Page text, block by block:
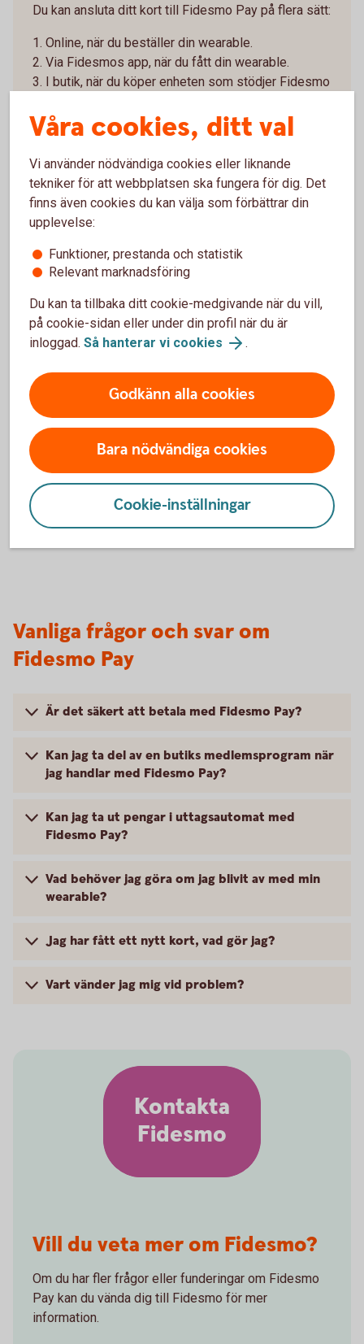
Du kan ansluta ditt kort till Fidesmo Pay på flera sätt:
1. Online, när du beställer din wearable.
2. Via Fidesmos app, när du fått din wearable.
3. I butik, när du köper enheten som stödjer Fidesmo
4. När du har fått hem din wearable – Installera
Ladda ner appen Fidesmo från Google Play eller
App store. Lägg in dina kortuppgifter i appen genom
att följa instruktionerna - om du inte redan gjort det i
samband med beställningen.
5. Identifiera dig i Fidesmos app för att aktivera
Slutför anslutningen genom att signera med Mobilt
BankID och följa instruktionerna.
6. Klart!
Du är nu redo att börja använda din wearable i butik.
Du betalar genom att blippa din wearable mot
terminalen där symbolen för kontaktlösa betalningar
visas.
Vanliga frågor och svar om
Fidesmo Pay
Är det säkert att betala med Fidesmo Pay?
Kan jag ta del av en butiks medlemsprogram när
jag handlar med Fidesmo Pay?
Kan jag ta ut pengar i uttagsautomat med
Fidesmo Pay?
Vad behöver jag göra om jag blivit av med min
wearable?
Jag har fått ett nytt kort, vad gör jag?
Vart vänder jag mig vid problem?
Kontakta
Fidesmo
Vill du veta mer om Fidesmo?
Om du har fler frågor eller funderingar om Fidesmo
Pay kan du vända dig till Fidesmo för mer
information.
Våra cookies, ditt val
Vi använder nödvändiga cookies eller liknande
tekniker för att webbplatsen ska fungera för dig. Det
finns även cookies du kan välja som förbättrar din
upplevelse:
Funktioner, prestanda och statistik
Relevant marknadsföring
Du kan ta tillbaka ditt cookie-medgivande när du vill,
på cookie-sidan eller under din profil när du är
inloggad. Så hanterar vi cookies .
Godkänn alla cookies
Bara nödvändiga cookies
Cookie-inställningar